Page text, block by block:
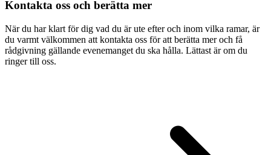
Kontakta oss och berätta mer
När du har klart för dig vad du är ute efter och inom vilka ramar, är
du varmt välkommen att kontakta oss för att berätta mer och få
rådgivning gällande evenemanget du ska hålla. Lättast är om du
ringer till oss.